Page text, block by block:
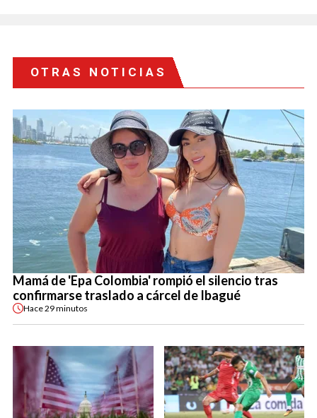
OTRAS NOTICIAS
Mamá de 'Epa Colombia' rompió el silencio tras
confirmarse traslado a cárcel de Ibagué
Hace29 minutos